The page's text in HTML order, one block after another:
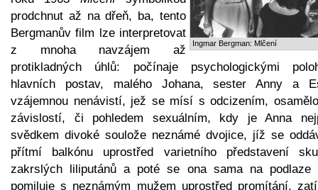
Ingmar Bergman: Mlčení
prodchnut až na dřeň, ba, tento
Bergmanův film lze interpretovat
z mnoha navzájem až
protikladných úhlů: počínaje psychologickými
hlavních postav, malého Johana, sester Anny a
vzájemnou nenávistí, jež se mísí s odcizením,
závislostí, či pohledem sexuálním, kdy je Anna
svědkem divoké soulože neznámé dvojice, jíž se
přítmí balkónu uprostřed varietního představení
zakrslých liliputánů a poté se ona sama na podlaze
pomiluje s neznámým mužem uprostřed promítání,